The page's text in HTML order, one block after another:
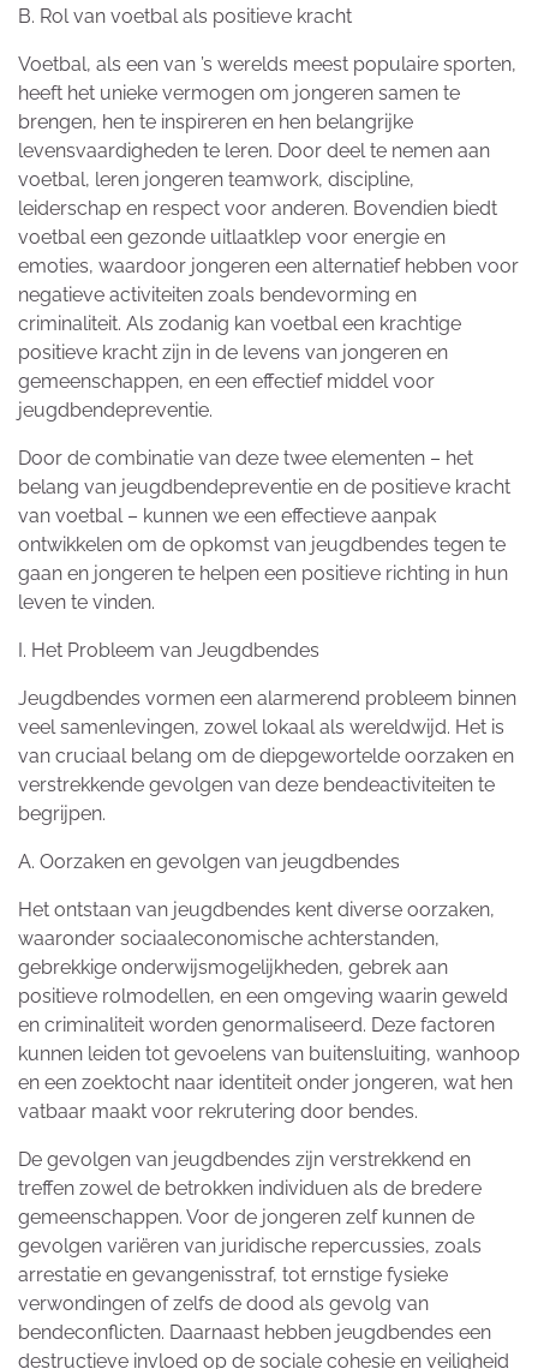
B. Rol van voetbal als positieve kracht
Voetbal, als een van ’s werelds meest populaire sporten,
heeft het unieke vermogen om jongeren samen te
brengen, hen te inspireren en hen belangrijke
levensvaardigheden te leren. Door deel te nemen aan
voetbal, leren jongeren teamwork, discipline,
leiderschap en respect voor anderen. Bovendien biedt
voetbal een gezonde uitlaatklep voor energie en
emoties, waardoor jongeren een alternatief hebben voor
negatieve activiteiten zoals bendevorming en
criminaliteit. Als zodanig kan voetbal een krachtige
positieve kracht zijn in de levens van jongeren en
gemeenschappen, en een effectief middel voor
jeugdbendepreventie.
Door de combinatie van deze twee elementen – het
belang van jeugdbendepreventie en de positieve kracht
van voetbal – kunnen we een effectieve aanpak
ontwikkelen om de opkomst van jeugdbendes tegen te
gaan en jongeren te helpen een positieve richting in hun
leven te vinden.
I. Het Probleem van Jeugdbendes
Jeugdbendes vormen een alarmerend probleem binnen
veel samenlevingen, zowel lokaal als wereldwijd. Het is
van cruciaal belang om de diepgewortelde oorzaken en
verstrekkende gevolgen van deze bendeactiviteiten te
begrijpen.
A. Oorzaken en gevolgen van jeugdbendes
Het ontstaan van jeugdbendes kent diverse oorzaken,
waaronder sociaaleconomische achterstanden,
gebrekkige onderwijsmogelijkheden, gebrek aan
positieve rolmodellen, en een omgeving waarin geweld
en criminaliteit worden genormaliseerd. Deze factoren
kunnen leiden tot gevoelens van buitensluiting, wanhoop
en een zoektocht naar identiteit onder jongeren, wat hen
vatbaar maakt voor rekrutering door bendes.
De gevolgen van jeugdbendes zijn verstrekkend en
treffen zowel de betrokken individuen als de bredere
gemeenschappen. Voor de jongeren zelf kunnen de
gevolgen variëren van juridische repercussies, zoals
arrestatie en gevangenisstraf, tot ernstige fysieke
verwondingen of zelfs de dood als gevolg van
bendeconflicten. Daarnaast hebben jeugdbendes een
destructieve invloed op de sociale cohesie en veiligheid